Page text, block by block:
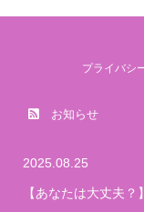
プライバシ
お知らせ
2025.08.25
【あなたは大丈夫